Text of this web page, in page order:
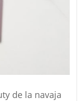
de la navaja